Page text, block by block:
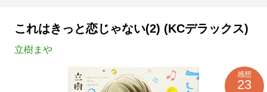
これはきっと恋じゃない(2) (KCデラックス)
立樹まや
感想
23